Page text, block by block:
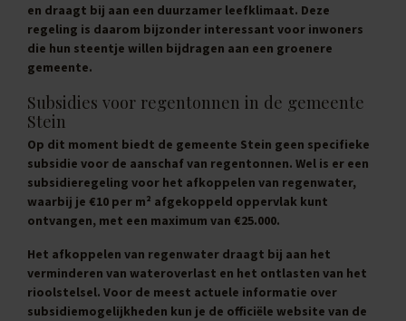
en draagt bij aan een duurzamer leefklimaat. Deze
regeling is daarom bijzonder interessant voor inwoners
die hun steentje willen bijdragen aan een groenere
gemeente.
Subsidies voor regentonnen in de gemeente
Stein
Op dit moment biedt de gemeente Stein geen specifieke
subsidie voor de aanschaf van regentonnen. Wel is er een
subsidieregeling voor het afkoppelen van regenwater,
waarbij je €10 per m² afgekoppeld oppervlak kunt
ontvangen, met een maximum van €25.000.
Het afkoppelen van regenwater draagt bij aan het
verminderen van wateroverlast en het ontlasten van het
rioolstelsel. Voor de meest actuele informatie over
subsidiemogelijkheden kun je de officiële website van de